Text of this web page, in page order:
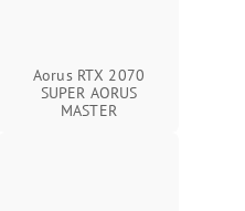
Aorus RTX 2070
SUPER AORUS
MASTER